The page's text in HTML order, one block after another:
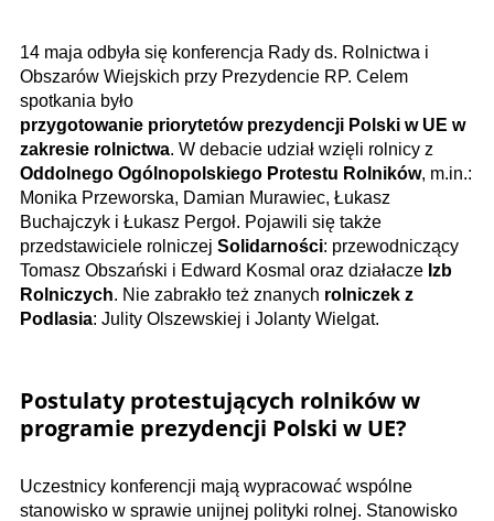
14 maja odbyła się konferencja Rady ds. Rolnictwa i
Obszarów Wiejskich przy Prezydencie RP. Celem
spotkania było
przygotowanie priorytetów prezydencji Polski w UE w
zakresie rolnictwa. W debacie udział wzięli rolnicy z
Oddolnego Ogólnopolskiego Protestu Rolników, m.in.:
Monika Przeworska, Damian Murawiec, Łukasz
Buchajczyk i Łukasz Pergoł. Pojawili się także
przedstawiciele rolniczej Solidarności: przewodniczący
Tomasz Obszański i Edward Kosmal oraz działacze Izb
Rolniczych. Nie zabrakło też znanych rolniczek z
Podlasia: Julity Olszewskiej i Jolanty Wielgat.
Postulaty protestujących rolników w
programie prezydencji Polski w UE?
Uczestnicy konferencji mają wypracować wspólne
stanowisko w sprawie unijnej polityki rolnej. Stanowisko